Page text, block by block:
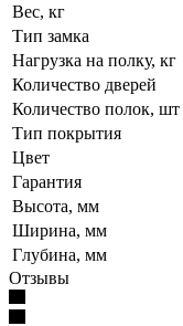
Вес, кг
Тип замка
Нагрузка на полку, кг
Количество дверей
Количество полок, шт
Тип покрытия
Цвет
Гарантия
Высота, мм
Ширина, мм
Глубина, мм
Отзывы